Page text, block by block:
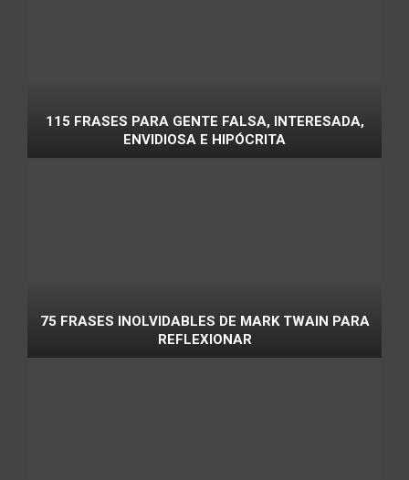
115 FRASES PARA GENTE FALSA, INTERESADA,
ENVIDIOSA E HIPÓCRITA
75 FRASES INOLVIDABLES DE MARK TWAIN PARA
REFLEXIONAR